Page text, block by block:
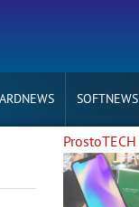
SOFTNEWS
ProstoTECH
4 830 0